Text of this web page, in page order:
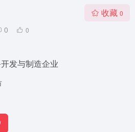
0 0
收藏 0
发与制造企业